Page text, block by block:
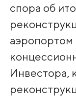
спора об
аэропортом
Инвестора,